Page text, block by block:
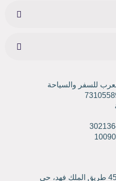
للسفر والسياحة
الشرقية، الدمام، 4552 طريق الملك فهد، حي